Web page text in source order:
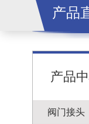
产品
产品
阀门接头